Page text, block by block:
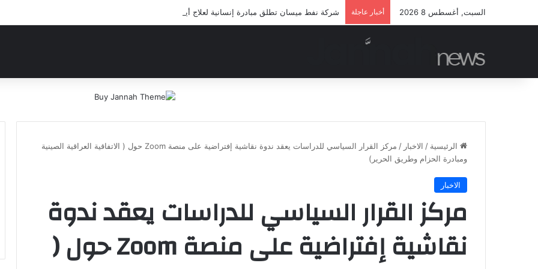
السبت, أغسطس 8 2026 أخبار عاجلة شركة نفط ميسان تطلق مبادرة إنسانية لعلاج أيتام مدرسة كافل اليتيم
الرئيسية / الاخبار /
مركز القرار السياسي للدراسات يعقد ندوة نقاشية إفتراضية على منصة Zoom حول ( الاتفاقية العراقية الصينية
ومبادرة الحزام وطريق الحرير)
الاخبار
مركز القرار السياسي للدراسات يعقد ندوة
نقاشية إفتراضية على منصة Zoom حول (